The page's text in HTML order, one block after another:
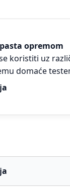
opremom
koristiti uz
domaće